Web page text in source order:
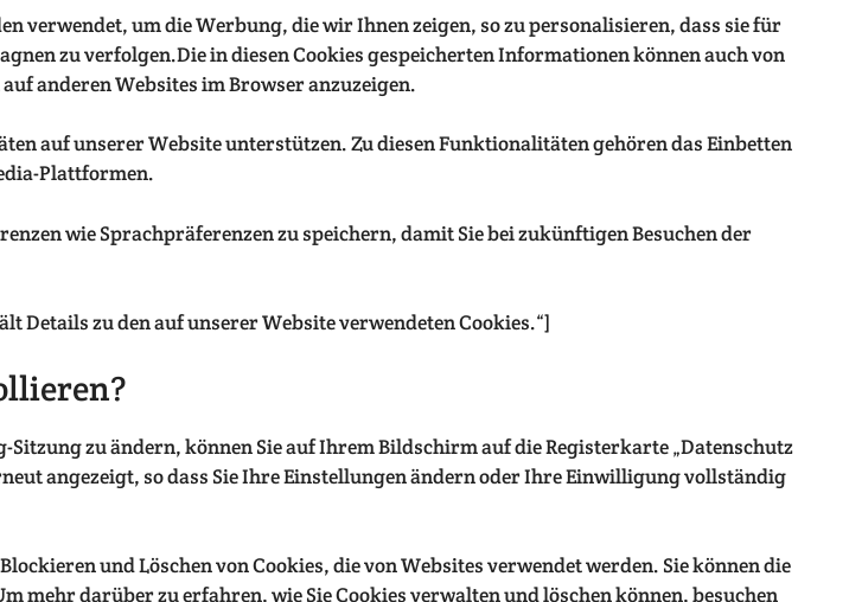
verwendet, um die Werbung, die wir Ihnen zeigen, so zu personalisieren, dass sie für
zu verfolgen.Die in diesen Cookies gespeicherten Informationen können auch von
anderen Websites im Browser anzuzeigen.
auf unserer Website unterstützen. Zu diesen Funktionalitäten gehören das Einbetten
Plattformen.
wie Sprachpräferenzen zu speichern, damit Sie bei zukünftigen Besuchen der
Details zu den auf unserer Website verwendeten Cookies.“]
zu ändern, können Sie auf Ihrem Bildschirm auf die Registerkarte „Datenschutz
angezeigt, so dass Sie Ihre Einstellungen ändern oder Ihre Einwilligung vollständig
und Löschen von Cookies, die von Websites verwendet werden. Sie können die
mehr darüber zu erfahren, wie Sie Cookies verwalten und löschen können, besuchen